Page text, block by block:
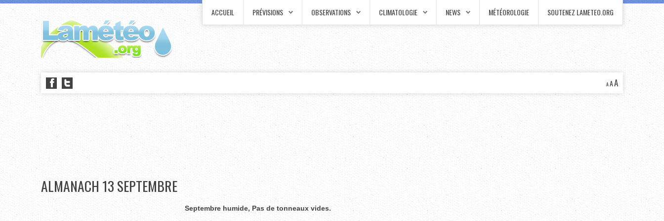
ACCUEIL PRÉVISIONS OBSERVATIONS CLIMATOLOGIE NEWS MÉTÉOROLOGIE SOUTENEZ LAMETEO.ORG
AAA
ALMANACH 13 SEPTEMBRE
Septembre humide, Pas de tonneaux vides.